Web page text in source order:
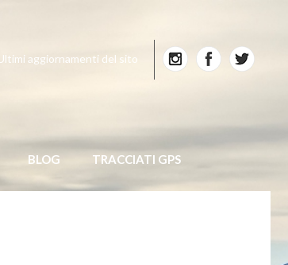
aggiornamenti del sito
BLOG TRACCIATI GPS